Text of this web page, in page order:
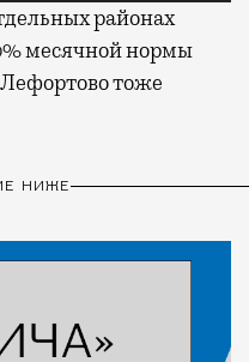
районах
месячной нормы
тоже
НИЖЕ